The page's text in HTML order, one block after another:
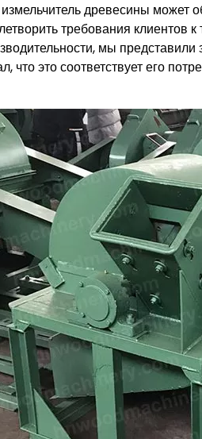
древесины может
требования клиентов
мы
что это соответствует его